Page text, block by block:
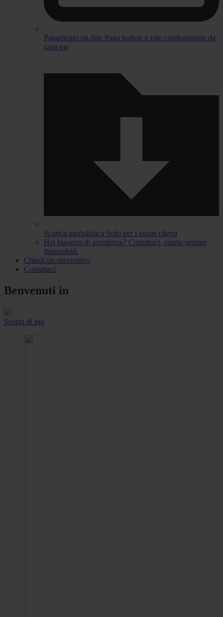
Pagamento on-line Paga bollete e rate condominiale da
casa tua
Scarica modulistica Solo per i nostri clienti
Hai bisogno di assistenza? Contattaci, siamo sempre
disponibili.
Chiedi un preventivo
Contattaci
Benvenuti in
Scopri di più